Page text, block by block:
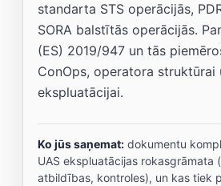
standarta STS operācijās,
SORA balstītās operācijās.
(ES) 2019/947 un tās
ConOps, operatora struktūrai
ekspluatācijai.
Ko jūs saņemat: dokumentu
UAS ekspluatācijas rokasgrāmata
atbildības, kontroles), un kas tiek